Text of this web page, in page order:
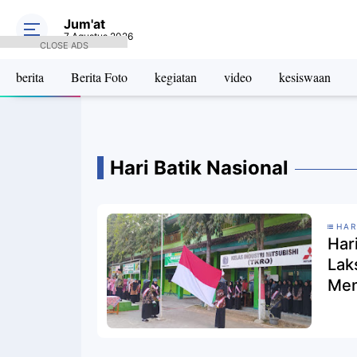
Jum'at
7 Agustus 2026
CLOSE ADS
berita Berita Foto kegiatan video kesiswaan
Hari Batik Nasional